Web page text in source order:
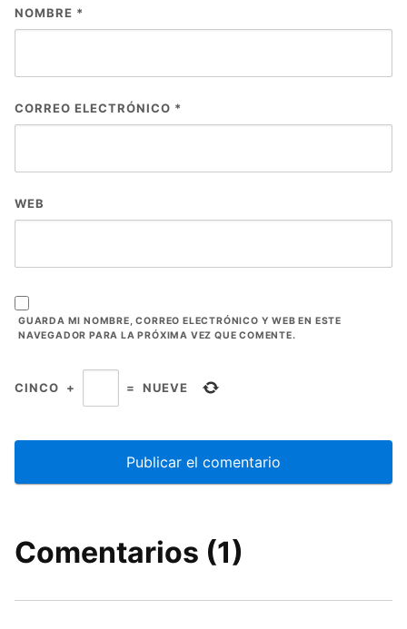
NOMBRE *
CORREO ELECTRÓNICO *
WEB
GUARDA MI NOMBRE, CORREO ELECTRÓNICO Y WEB EN ESTE
NAVEGADOR PARA LA PRÓXIMA VEZ QUE COMENTE.
CINCO + = NUEVE
Comentarios (1)